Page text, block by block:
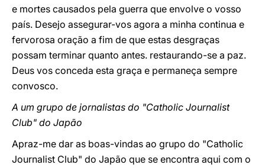
e mortes causados pela guerra que envolve o vosso
país. Desejo assegurar-vos agora a minha continua e
fervorosa oração a fim de que estas desgraças
possam terminar quanto antes. restaurando-se a paz.
Deus vos conceda esta graça e permaneça sempre
convosco.
A um grupo de jornalistas do "Catholic Journalist
Club" do Japão
Apraz-me dar as boas-vindas ao grupo do "Catholic
Journalist Club" do Japão que se encontra aqui com o